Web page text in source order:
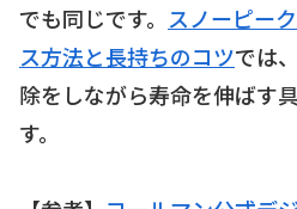
でも同じです。 スノーピー
ス方法と長持ちのコツでは
除をしながら寿命を伸ばす
す。